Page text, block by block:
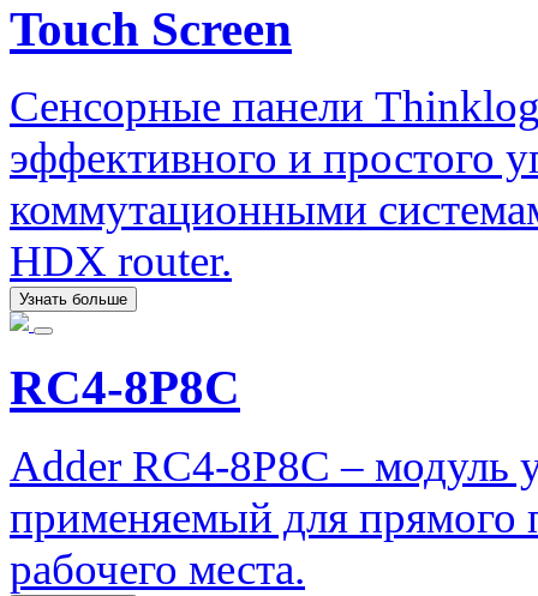
Touch Screen
Сенсорные панели
эффективного и простого
коммутационными
HDX router.
Узнать больше
RC4-8P8C
Adder RC4-8P8C – модуль
применяемый для прямого
рабочего места.